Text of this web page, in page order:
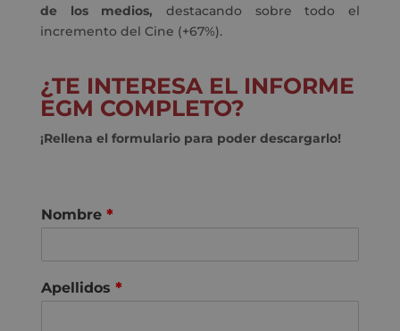
de los medios, destacando sobre todo el
incremento del Cine (+67%).
¿TE INTERESA EL INFORME
EGM COMPLETO?
¡Rellena el formulario para poder descargarlo!
Nombre *
Apellidos *